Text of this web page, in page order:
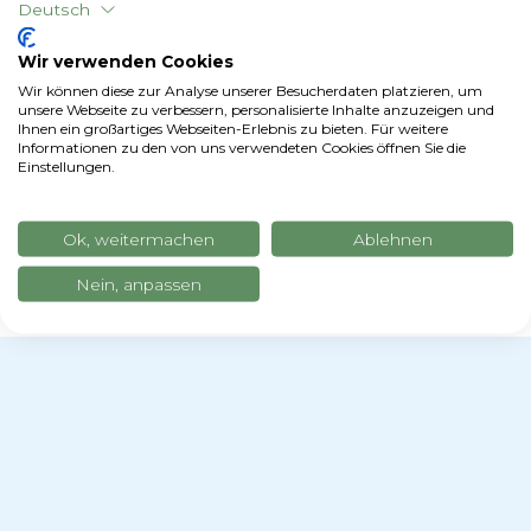
Deutsch
Wir verwenden Cookies
Wir können diese zur Analyse unserer Besucherdaten platzieren, um
unsere Webseite zu verbessern, personalisierte Inhalte anzuzeigen und
Ihnen ein großartiges Webseiten-Erlebnis zu bieten. Für weitere
Informationen zu den von uns verwendeten Cookies öffnen Sie die
Einstellungen.
Ok, weitermachen Ablehnen
Nein, anpassen